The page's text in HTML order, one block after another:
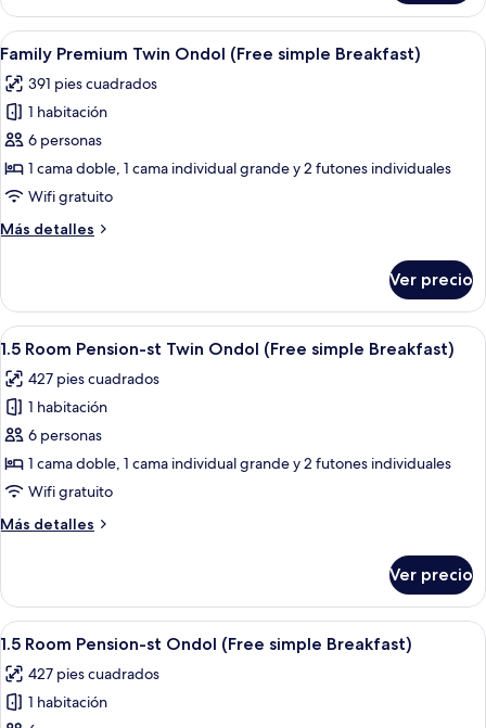
Premium
Ondol
(Free
simple
Breakfast)
Abrir
todas
las
fotos
de
Family
Premium
Ondol
Breakfast)
Habitación de hotel con dos camas,
7
Family Premium Twin Ondol (Free simple Breakfast)
391 pies cuadrados
1 habitación
6 personas
1 cama doble, 1 cama individual grande y 2 futones individuales
Wifi gratuito
Más detalles
Más
Premium
Twin
Ondol
simple
Breakfast)
Ver precio
Abrir
todas
las
fotos
de
1.5
Room
st
(Free
simple
Breakfast)
Una habitación de hotel con dos
6
1.5 Room Pension-st Twin Ondol (Free simple Breakfast)
427 pies cuadrados
1 habitación
6 personas
1 cama doble, 1 cama individual grande y 2 futones individuales
Wifi gratuito
Más detalles
Más
Room
Pension-
st
Ondol
(Free
simple
Ver precio
Abrir
todas
las
fotos
Complejo de edificios costeros con
7
1.5 Room Pension-st Ondol (Free simple Breakfast)
427 pies cuadrados
1 habitación